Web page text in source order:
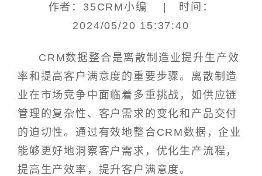
作者：35CRM小编 | 时间：
2024/05/20 15:37:40
CRM数据整合是离散制造业提升生产效
率和提高客户满意度的重要步骤。离散制造
业在市场竞争中面临着多重挑战，如供应链
管理的复杂性、客户需求的变化和产品交付
的迫切性。通过有效地整合CRM数据，企业
能够更好地洞察客户需求，优化生产流程，
提高生产效率，提升客户满意度。